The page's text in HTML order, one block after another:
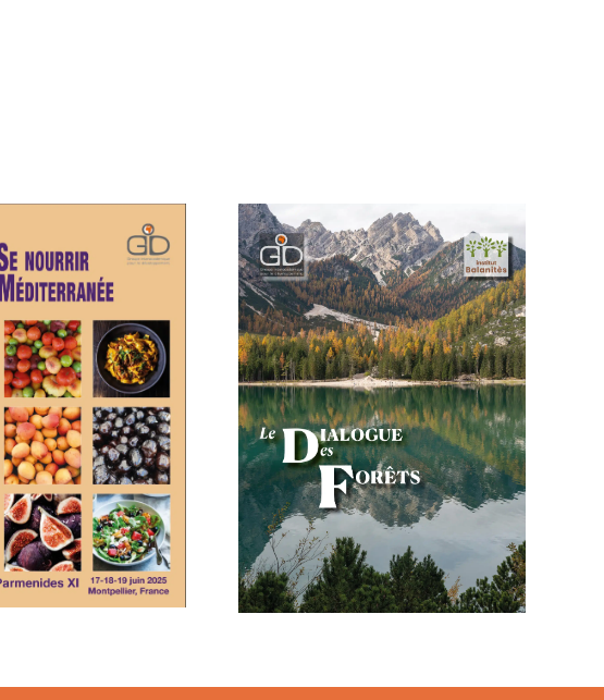
Publication du
Dialogue des
Forêts
De rêve en action:
l’audace
d’entreprendre en
RDC